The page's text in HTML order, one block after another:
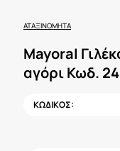
ΑΤΑΞΙΝΌΜΗΤΑ
Mayoral
αγόρι Κωδ.
ΚΩΔΙΚΟΣ: